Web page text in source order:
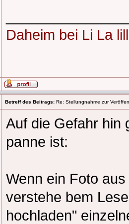
Daheim bei Li La lill
Betreff des Beitrags: Re: Stellungnahme zur
Auf die Gefahr hin
panne ist:
Wenn ein Foto
verstehe bem
hochladen"